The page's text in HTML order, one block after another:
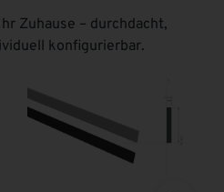
Zuhause – durchdacht,
konfigurierbar.